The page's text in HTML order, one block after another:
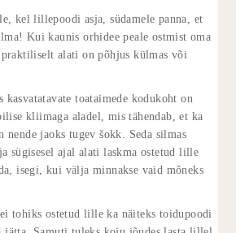
kel lillepoodi asja, südamele panna, et
Kui kaunis orhidee peale ostmist oma
alati on põhjus külmas või
toataimede kodukoht on
kliimaga aladel, mis tähendab, et ka
nende jaoks tugev šokk. Seda silmas
sügisesel ajal alati laskma ostetud lille
isegi, kui välja minnakse vaid mõneks
tohiks ostetud lille ka näiteks toidupoodi